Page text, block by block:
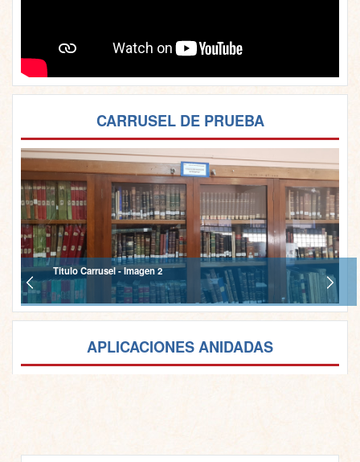
CARRUSEL DE PRUEBA
Titulo Carrusel - Imagen 2
APLICACIONES ANIDADAS